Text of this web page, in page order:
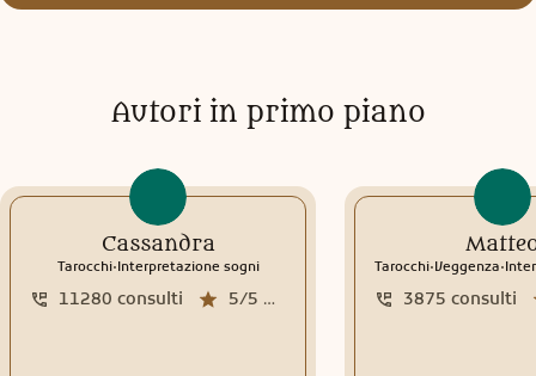
Autori in primo piano
Cassandra
Tarocchi.Interpretazione sogni
5/5 media recensioni
11280 consulti
Tarocchi.Veggenza.
3875 consulti